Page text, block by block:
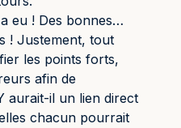
eu ! Des bonnes…
! Justement, tout
les points forts,
afin de
aurait-il un lien direct
chacun pourrait